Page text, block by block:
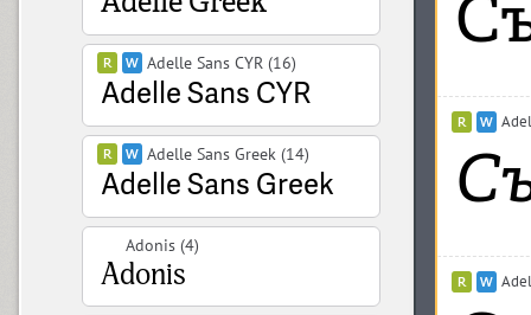
Adelle Sans CYR (16)
Adelle Sans Greek (14)
Adonis (4)